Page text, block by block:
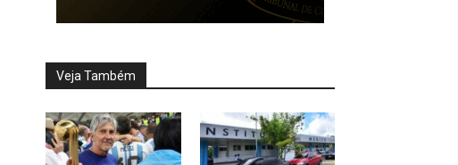
Veja Também